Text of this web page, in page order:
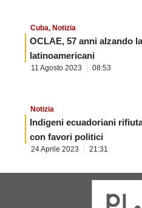
Cuba, Notizia
OCLAE, 57 anni alzando
latinoamericani
11 Agosto 2023 08:53
Notizia
Indigeni ecuadoriani
con favori politici
24 Aprile 2023 21:31